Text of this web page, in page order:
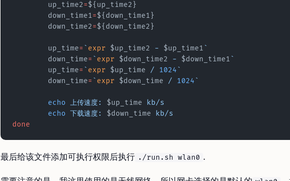
	up_time2
=${up_time2}
	down_time1
=${down_time1}
	down_time2
=${down_time2}
	up_time
= ` expr $up_time2 - $up_time1`
	down_time
= ` expr $down_time2 - $down_time1`
	up_time
= ` expr $up_time / 1024`
	down_time
= ` expr $down_time / 1024`
	echo
上传速度: $up_time
kb/s
	echo
下载速度: $down_time
kb/s
done
最后给该文件添加可执行权限后执行 ./run.sh wlan0 .